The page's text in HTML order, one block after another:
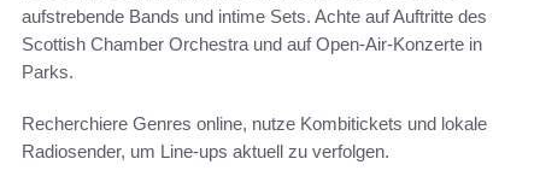
aufstrebende Bands und intime Sets. Achte auf Auftritte des
Scottish Chamber Orchestra und auf Open-Air-Konzerte in
Parks.
Recherchiere Genres online, nutze Kombitickets und lokale
Radiosender, um Line-ups aktuell zu verfolgen.